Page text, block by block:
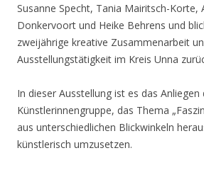
Susanne Specht, Tania Mairitsch-Korte,
Donkervoort und Heike Behrens und
zweijährige kreative Zusammenarbeit
Ausstellungstätigkeit im Kreis Unna
In dieser Ausstellung ist es das Anliegen
Künstlerinnengruppe, das Thema
aus unterschiedlichen Blickwinkeln
künstlerisch umzusetzen.